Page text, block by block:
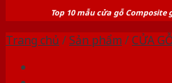
Top 10 mẫu cửa gỗ Composite
Trang chủ /Sản phẩm /CỬA